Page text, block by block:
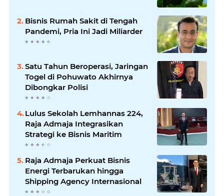
Bisnis Rumah Sakit di Tengah
Pandemi, Pria Ini Jadi Miliarder
Satu Tahun Beroperasi, Jaringan
Togel di Pohuwato Akhirnya
Dibongkar Polisi
Lulus Sekolah Lemhannas 224,
Raja Admaja Integrasikan
Strategi ke Bisnis Maritim
Raja Admaja Perkuat Bisnis
Energi Terbarukan hingga
Shipping Agency Internasional